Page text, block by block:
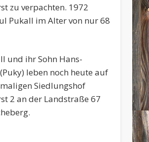
zu verpachten. 1972
Pukall im Alter von nur 68
und ihr Sohn Hans-
leben noch heute auf
Siedlungshof
2 an der Landstraße 67